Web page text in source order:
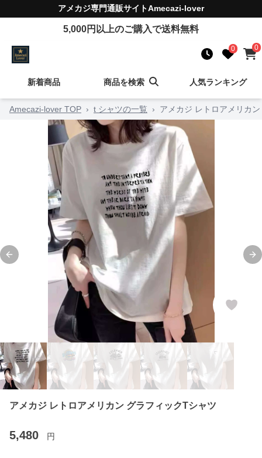
アメカジ専門通販サイトAmecazi-lover
5,000円以上のご購入で送料無料
0 0
新着商品 商品を検索 人気ランキング
Amecazi-lover TOP › t シャツの一覧 › アメカジ レトロアメリカ
Previous slide
アメカジ レトロアメリカン グラフィックTシャツ
5,480 円